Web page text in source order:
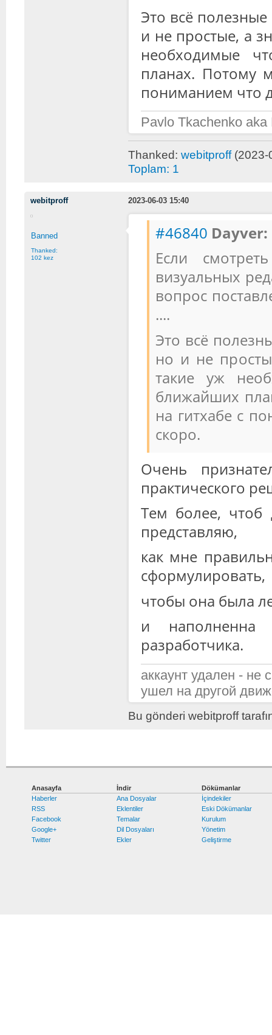
Это всё
и не простые, а
необходимые
планах. Потому
пониманием что
Pavlo Tkachenko aka
Thanked: webitproff(2023-
Toplam: 1
webitproff 2023-06-03 15:40
Banned
Thanked:
102 kez
#46840 Dayver:
Если
визуальных
вопрос
....
Это всё
но и не
такие уж
ближайших
на гитхабе с
скоро.
Очень
практического
Тем более, чтоб
представляю,
как мне
сформулировать,
чтобы она была
и наполненна
разработчика.
аккаунт удален - не
ушел на другой
Bu gönderi webitproff
Anasayfa
Haberler
RSS
Facebook
Google+
Twitter
İndir
Ana Dosyalar
Eklentiler
Temalar
Dil Dosyaları
Ekler
Dökümanlar
İçindekiler
Eski Dökümanlar
Kurulum
Yönetim
Geliştirme